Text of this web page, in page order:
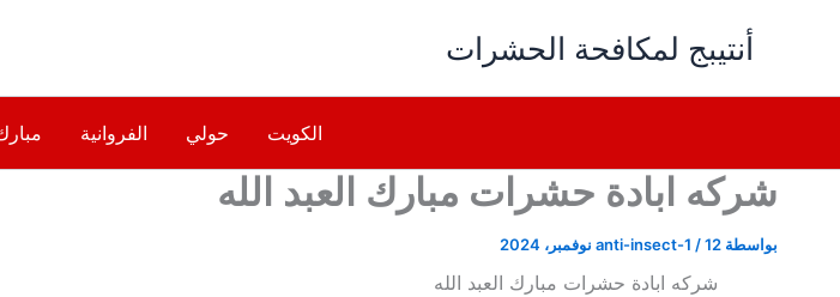
أنتيبج لمكافحة الحشرات
الكويت حولي الفروانية
شركه ابادة حشرات مبارك العبد الله
بواسطة anti-insect-1 /12 نوفمبر، 2024
شركه ابادة حشرات مبارك العبد الله